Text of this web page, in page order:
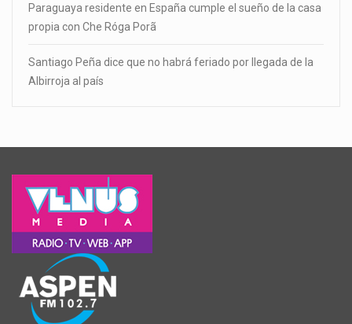
Paraguaya residente en España cumple el sueño de la casa
propia con Che Róga Porã
Santiago Peña dice que no habrá feriado por llegada de la
Albirroja al país